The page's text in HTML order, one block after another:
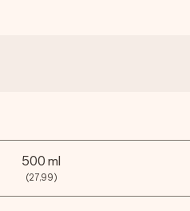
500 ml
(27,99)